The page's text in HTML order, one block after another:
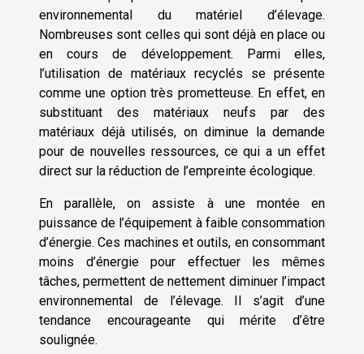
environnemental du matériel d’élevage.
Nombreuses sont celles qui sont déjà en place ou
en cours de développement. Parmi elles,
l’utilisation de matériaux recyclés se présente
comme une option très prometteuse. En effet, en
substituant des matériaux neufs par des
matériaux déjà utilisés, on diminue la demande
pour de nouvelles ressources, ce qui a un effet
direct sur la réduction de l’empreinte écologique.
En parallèle, on assiste à une montée en
puissance de l’équipement à faible consommation
d’énergie. Ces machines et outils, en consommant
moins d’énergie pour effectuer les mêmes
tâches, permettent de nettement diminuer l’impact
environnemental de l’élevage. Il s’agit d’une
tendance encourageante qui mérite d’être
soulignée.